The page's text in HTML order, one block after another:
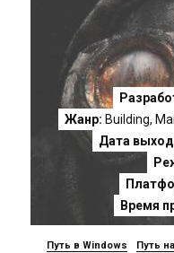
Жанр: Building,
Дата
Время
Путь в Windows Путь